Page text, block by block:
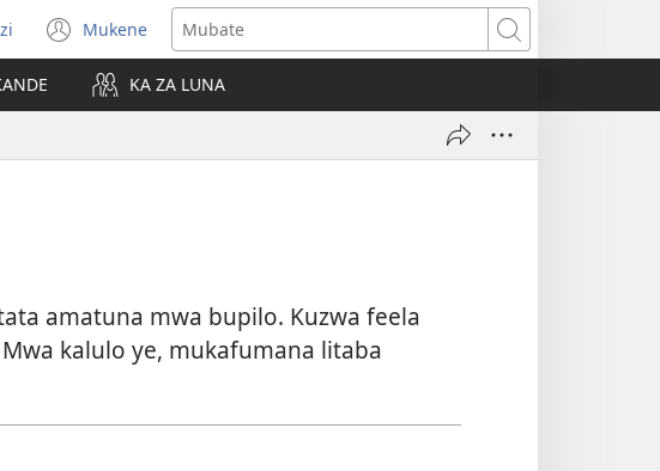
Mukene
(opens
new
window)
Mubate
KA ZA LUNA
amatuna mwa bupilo. Kuzwa feela
kalulo ye, mukafumana litaba